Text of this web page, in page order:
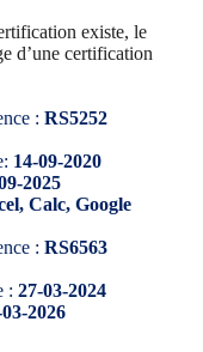
existe, le
d’une certification
: RS5252
14-09-2020
2025
Calc, Google
: RS6563
: 27-03-2024
2026